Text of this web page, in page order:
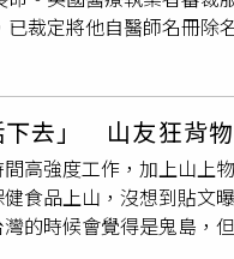
夜溫差逐漸變大，也要
空調，人們在享受清
現腹痛、吐瀉、傷風感
，又可預防空調病。3.
部蓋好。四、行的養生
且，早睡早起可減少血
多少，但是運動還是要
作，這樣的空氣浴能對
躁，天涼莫悲秋，「秋
近日氣溫也持續維持在
20個地區發布警報。氣
，建議前往避暑中心或
4波熱浪，今年夏天成
裁定將他自醫師名冊除
接受緊急腸道切除手術
間，拉赫曼與另名醫師
指出，這項重大失誤使
合生命存活」的手術結
道很快就會恢復功能。
療，並進行第二次手術
任專家證人的前大腸直
去」 山友狂背
高強度工作，加上山上
食品上山，沒想到貼文
的時候會覺得是鬼島，